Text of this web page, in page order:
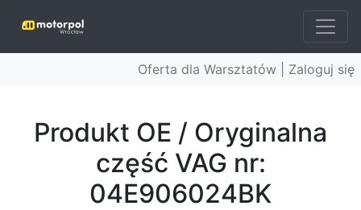
Oferta dla Warsztatów | Zaloguj się
Produkt OE / Oryginalna
część VAG nr:
04E906024BK